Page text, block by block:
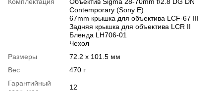
Contemporary (Sony E)
67mm крышка для объектива LCF-67 III
Задняя крышка для объектива LCR II
Бленда LH706-01
Чехол
Размеры
72.2 x 101.5 мм
Вес
470 г
Гарантийный
12